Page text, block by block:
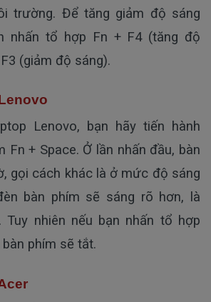
trường. Để tăng giảm độ sáng
nhấn tổ hợp Fn + F4 (tăng độ
(giảm độ sáng).
Lenovo, bạn hãy tiến hành
Fn + Space. Ở lần nhấn đầu, bàn
gọi cách khác là ở mức độ sáng
bàn phím sẽ sáng rõ hơn, là
nhiên nếu bạn nhấn tổ hợp
phím sẽ tắt.